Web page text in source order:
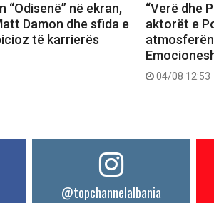
“Odisenë” në ekran,
Damon dhe sfida e
të karrierës
“Verë dhe
aktorët e
04/08 12:53
@topchannelalbania